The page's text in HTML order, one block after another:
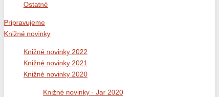
Ostatné
Pripravujeme
Knižné novinky
Knižné novinky 2022
Knižné novinky 2021
Knižné novinky 2020
Knižné novinky - Jar 2020